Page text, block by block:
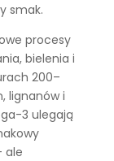
smak.
procesy
bielenia i
200–
lignanów i
3 ulegają
ale